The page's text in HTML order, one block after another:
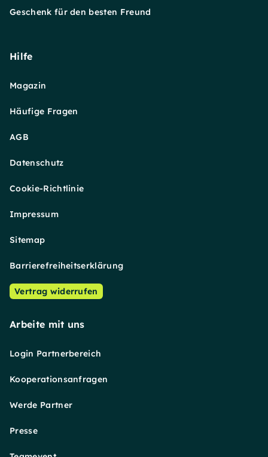
Geschenk für den besten Freund
Hilfe
Magazin
Häufige Fragen
AGB
Datenschutz
Cookie-Richtlinie
Impressum
Sitemap
Barrierefreiheitserklärung
Vertrag widerrufen
Arbeite mit uns
Login Partnerbereich
Kooperationsanfragen
Werde Partner
Presse